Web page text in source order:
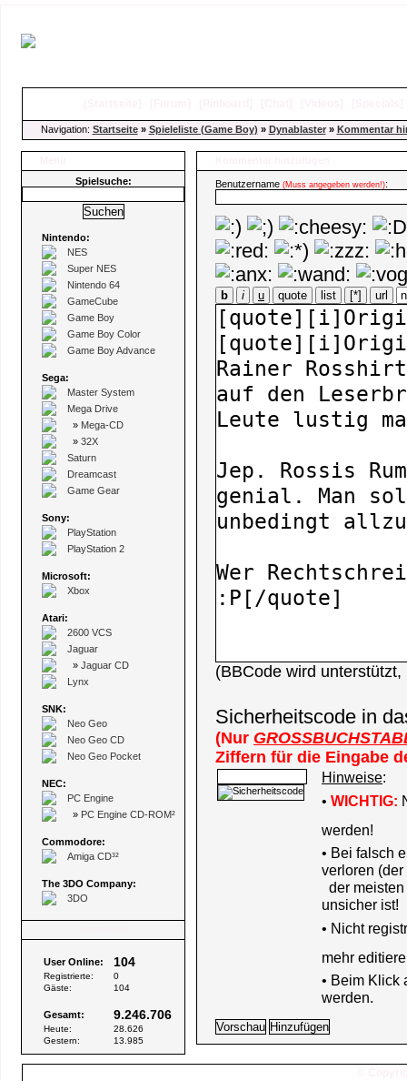
Navigation: Startseite» Spieleliste (Game Boy) » Dynablaster» Kommentar
Spielsuche:
Nintendo:
NES
Super NES
Nintendo 64
GameCube
Game Boy
Game Boy Color
Game Boy Advance
Sega:
Master System
Mega Drive
» Mega-CD
» 32X
Saturn
Dreamcast
Game Gear
Sony:
PlayStation
PlayStation 2
Microsoft:
Xbox
Atari:
2600 VCS
Jaguar
» Jaguar CD
Lynx
SNK:
Neo Geo
Neo Geo CD
Neo Geo Pocket
NEC:
PC Engine
» PC Engine CD-ROM²
Commodore:
Amiga CD³²
The 3DO Company:
3DO
User Online: 104
Registrierte:
0
Gäste:
104
Gesamt: 9.246.706
Heute:
28.626
Gestern:
13.985
Benutzername (Muss angegeben werden!):
b i u quote list [*] url
(BBCode wird
Sicherheitscode in
(Nur
Ziffern für die Eingabe
Hinweise:
• WICHTIG:
werden!
• Bei falsch
verloren
der
unsicher ist!
• Nicht
mehr
• Beim Klick
werden.